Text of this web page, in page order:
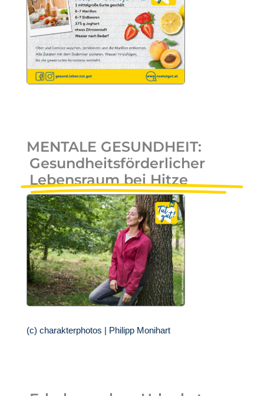
MENTALE GESUNDHEIT:
Gesundheitsförderlicher
Lebensraum bei Hitze
(c) charakterphotos | Philipp Monihart